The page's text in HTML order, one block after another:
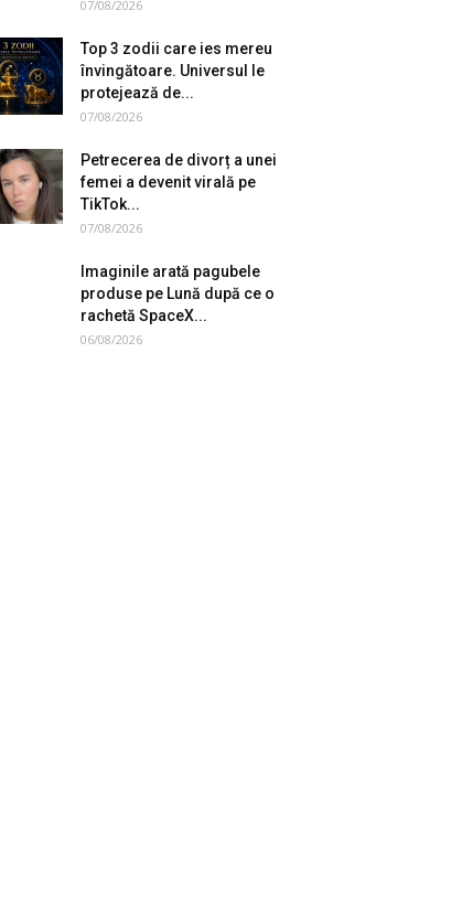
07/08/2026
Top 3 zodii care ies mereu
învingătoare. Universul le
protejează de...
07/08/2026
Petrecerea de divorț a unei
femei a devenit virală pe
TikTok...
07/08/2026
Imaginile arată pagubele
produse pe Lună după ce o
rachetă SpaceX...
06/08/2026